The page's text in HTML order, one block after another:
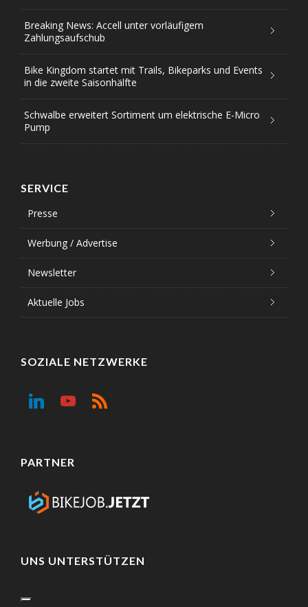
Breaking News: Accell unter vorläufigem
Zahlungsaufschub
Bike Kingdom startet mit Trails, Bikeparks und Events
in die zweite Saisonhälfte
Schwalbe erweitert Sortiment um elektrische E-Micro
Pump
SERVICE
Presse
Werbung / Advertise
Newsletter
Aktuelle Jobs
SOZIALE NETZWERKE
PARTNER
UNS UNTERSTÜTZEN